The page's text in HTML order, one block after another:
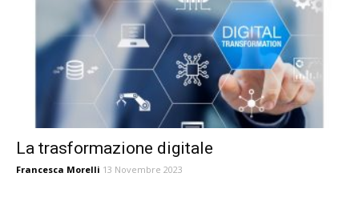
La trasformazione digitale
Francesca Morelli 13 Novembre 2023